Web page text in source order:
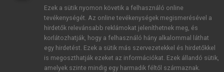
JELSZÓ ÚJRA
Kérek értesítést a MeRSZ újdonságairól, akcióiról.
Ezek a sütik nyomon követik a felhasználó online
tevékenységét. Az online tevékenységek megismerésével a
hirdetők relevánsabb reklámokat jeleníthetnek meg, és
korlátozhatják, hogy a felhasználó hány alkalommal láthat
egy hirdetést. Ezek a sütik más szervezetekkel és hirdetőkkel
is megoszthatják ezeket az információkat. Ezek állandó sütik,
amelyek szinte mindig egy harmadik féltől származnak.